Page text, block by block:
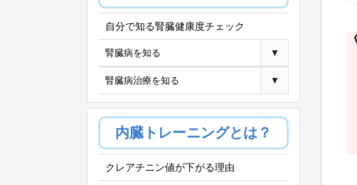
自分で知る腎臓健康度チェック
腎臓病を知る ▼
腎臓病治療を知る ▼
内臓トレーニングとは？
クレアチニン値が下がる理由